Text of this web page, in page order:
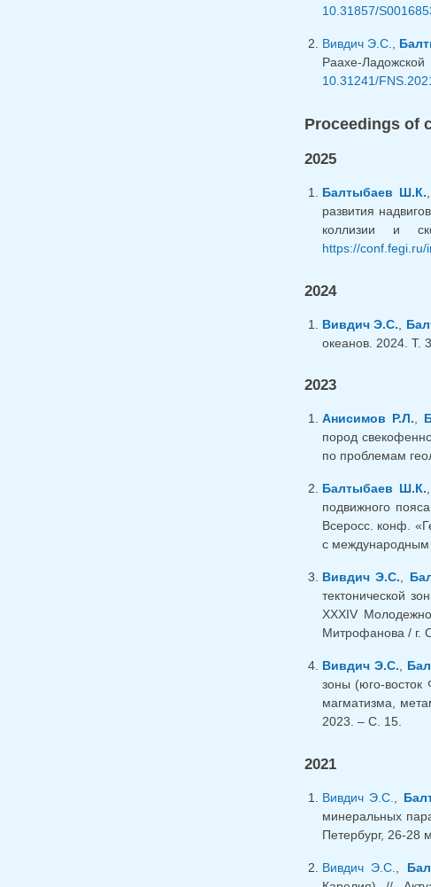
10.31857/
Вивдич Э.С.
Раахе-
10.31241/
Proceedings of
2025
Балтыбаев Ш.К.
развития
коллизии и
https://
2024
Вивдич Э.С.
океанов. 2024. Т.
2023
Анисимов Р.Л.
пород
по проблемам
Балтыбаев Ш.К.
подвижного
Всеросс. конф.
с международным
Вивдич Э.С.
тектонической
XXXIV
Митрофанова / г.
Вивдич Э.С.
зоны (юго-
магматизма,
2023. – C. 15.
2021
Вивдич Э.С.
минеральных
Петербург, 26-28
Вивдич Э.С.